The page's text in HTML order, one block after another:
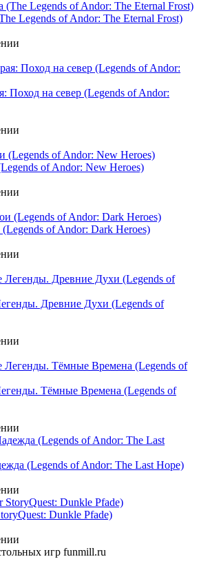
Legends of Andor: The Eternal Frost)
Поход на север (Legends of Andor:
of Andor: New Heroes)
of Andor: Dark Heroes)
Древние Духи (Legends of
Тёмные Времена (Legends of
(Legends of Andor: The Last Hope)
Dunkle Pfade)
игр funmill.ru